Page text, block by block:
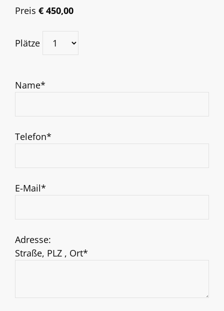
Preis € 450,00
Plätze
Name*
Telefon*
E-Mail*
Adresse:
Straße, PLZ , Ort*